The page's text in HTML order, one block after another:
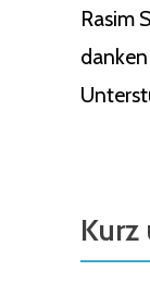
Rasim